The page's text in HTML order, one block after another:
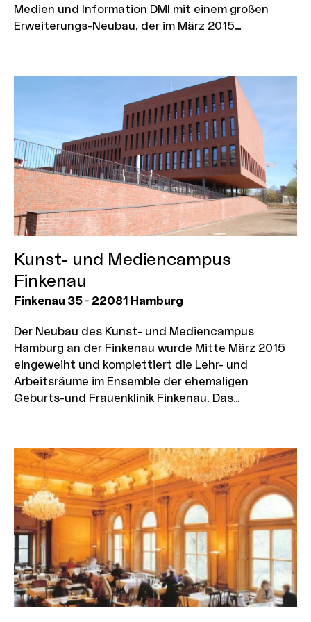
Medien und Information DMI mit einem großen
Erweiterungs-Neubau, der im März 2015
Verfügung - wie der alte Hörsaal. Es gibt auf dem
Campus aber keine krankenhaustypischen,
eingerichteten Stationen oder OPs mehr.
Kunst- und Mediencampus
Finkenau
Finkenau 35 - 22081 Hamburg
Der Neubau des Kunst- und Mediencampus
Hamburg an der Finkenau wurde Mitte März 2015
eingeweiht und komplettiert die Lehr- und
Arbeitsräume im Ensemble der ehemaligen
Geburts-und Frauenklinik Finkenau. Das
Mensa im Erdgeschoss sowie zur Galerie des
Cafés im 1. Obergeschoss. Über die ebenerdige
Glasfassade öffnet sich der Neubau zum Innenhof
und den historischen Schumacher-Bauten. Die in
hellem grasgrün gestaltete Mensa wird vom
Studierendenwerk betrieben und hat Kapazitäten
für die Ausgabe von ca. 1.000 Speisen täglich. Von
den dunklen Holztischen im Sitzbereich aus kann
durch mehrere Fensterdie Aktivitäten in der Küche
verfolgen und hat außerdem die Sichtverbindung